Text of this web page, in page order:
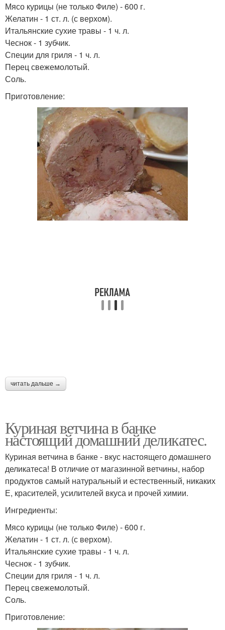
Мясо курицы (не только Филе) - 600 г.
Желатин - 1 ст. л. (с верхом).
Итальянские сухие травы - 1 ч. л.
Чеснок - 1 зубчик.
Специи для гриля - 1 ч. л.
Перец свежемолотый.
Соль.
Приготовление:
читать дальше →
Куриная ветчина в банке
настоящий домашний деликатес.
Куриная ветчина в банке - вкус настоящего домашнего
деликатеса! В отличие от магазинной ветчины, набор
продуктов самый натуральный и естественный, никаких
Е, красителей, усилителей вкуса и прочей химии.
Ингредиенты:
Мясо курицы (не только Филе) - 600 г.
Желатин - 1 ст. л. (с верхом).
Итальянские сухие травы - 1 ч. л.
Чеснок - 1 зубчик.
Специи для гриля - 1 ч. л.
Перец свежемолотый.
Соль.
Приготовление: